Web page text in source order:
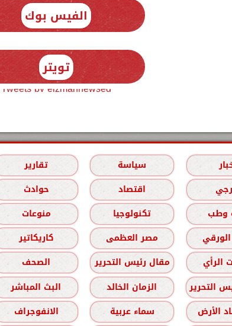
الفيس بوك
تويتر
Tweets by elzmannewseg
سياسة
تقارير
اقتصاد
حوادث
وطب تكنولوجيا
منوعات
مصر العظمى
كاريكاتير
الرأي مقال رئيس التحرير
الصحف
التحرير الزمان الخالد
البث المباشر
الأرض سماء عربية الانفوجراف